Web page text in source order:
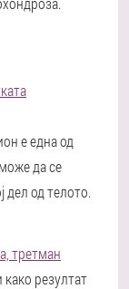
е една од
да се
дел од телото.
третман
како резултат